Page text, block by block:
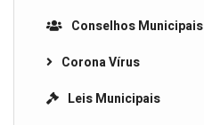
Conselhos Municipais
Corona Vírus
Leis Municipais